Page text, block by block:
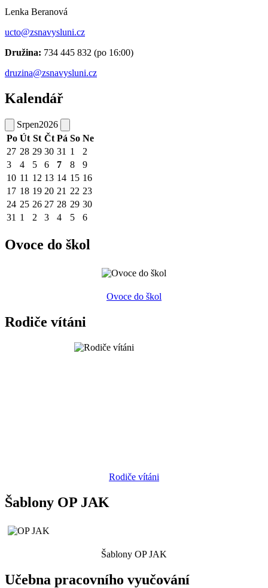
Lenka Beranová
ucto@zsnavysluni.cz
Družina: 734 445 832 (po 16:00)
druzina@zsnavysluni.cz
Kalendář
Srpen2026
Po Út St Čt Pá So Ne
27 28 29 30 31 1
2
3
4 5 6 7 8
9
10 11 12 13 14 15 16
17 18 19 20 21 22 23
24 25 26 27 28 29 30
31 1 2 3 4 5 6
Ovoce do škol
Ovoce do škol
Rodiče vítáni
Rodiče vítáni
Šablony OP JAK
Šablony OP JAK
Učebna pracovního vyučování